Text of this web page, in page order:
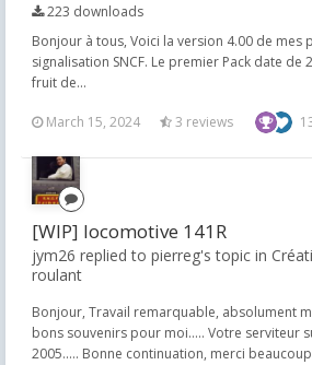
223 downloads
Bonjour à tous, Voici la version 4.00 de mes
signalisation SNCF. Le premier Pack date de
fruit de...
March 15, 2024 3 reviews
[WIP] locomotive 141R
jym26 replied to pierreg's topic in
roulant
Bonjour, Travail remarquable, absolument
bons souvenirs pour moi..... Votre serviteur
2005..... Bonne continuation, merci